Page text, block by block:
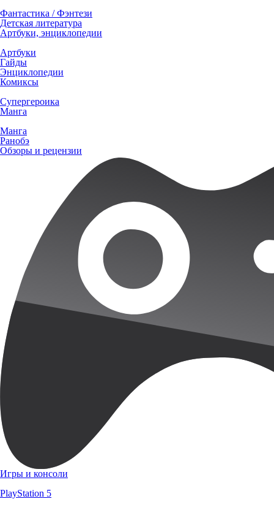
Фантастика / Фэнтези
Детская литература
Артбуки, энциклопедии
Артбуки
Гайды
Энциклопедии
Комиксы
Супергероика
Манга
Манга
Ранобэ
Обзоры и рецензии
Игры и консоли
PlayStation 5